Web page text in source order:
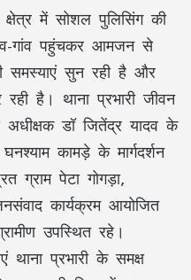
में सोशल पुलिसिंग की
गांव पहुंचकर आमजन से
समस्याएं सुन रही है और
है। थाना प्रभारी जीवन
डॉ जितेंद्र यादव के
कामड़े के मार्गदर्शन
ग्राम पेटा गोगड़ा,
कार्यक्रम आयोजित
उपस्थित रहे।
थाना प्रभारी के समक्ष